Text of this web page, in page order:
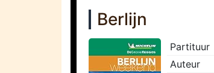
Berlijn
Partituur
Auteur